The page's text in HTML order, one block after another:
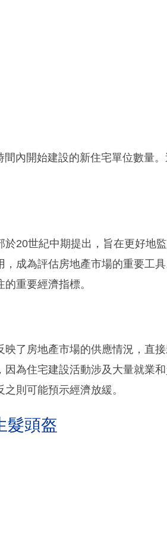
內開始建設的新住宅單位數量
20世紀中期提出，旨在更好地
成為評估房地產市場的重要工
重要經濟指標。
了房地產市場的供應情況，直接
為住宅建設活動涉及大量就業
則可能預示經濟放緩。
髮頭盔